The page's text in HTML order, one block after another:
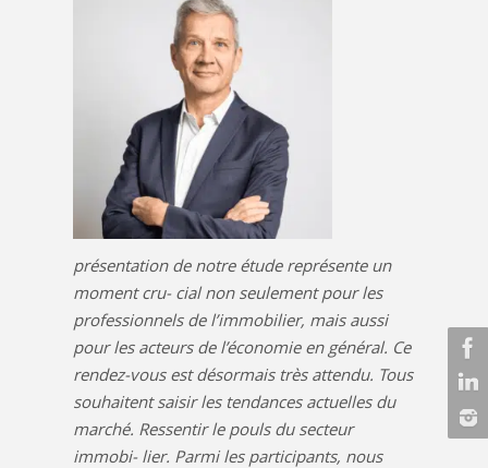
présentation de notre étude représente un
moment cru- cial non seulement pour les
professionnels de l’immobilier, mais aussi
pour les acteurs de l’économie en général. Ce
rendez-vous est désormais très attendu. Tous
souhaitent saisir les tendances actuelles du
marché. Ressentir le pouls du secteur
immobi- lier. Parmi les participants, nous